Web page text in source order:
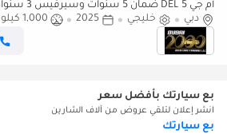
أم جي 5 DEL ضمان 5 سنوات وسيرفيس 3 سنوات
دبي
خليجي 2025
1,000 كيلومتر
بع سيارتك بأفضل سعر
انشر إعلان لتلقي عروض من آلاف الشارين
بع سيارتك